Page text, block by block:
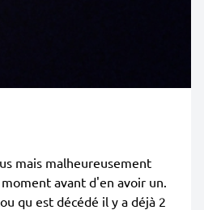
mais malheureusement
avant d'en avoir un.
qu est décédé il y a déjà 2